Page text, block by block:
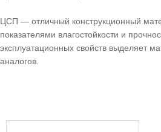
ЦСП — отличный конструкционный
показателями влагостойкости и
эксплуатационных свойств выделяет
аналогов.